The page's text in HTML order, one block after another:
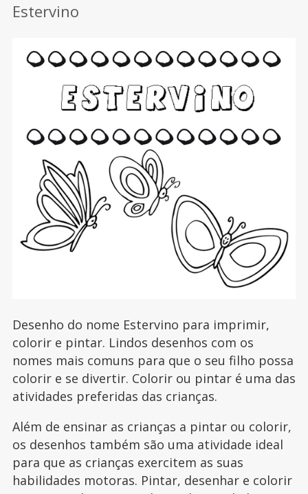
Estervino
Desenho do nome Estervino para imprimir,
colorir e pintar. Lindos desenhos com os
nomes mais comuns para que o seu filho possa
colorir e se divertir. Colorir ou pintar é uma das
atividades preferidas das crianças.
Além de ensinar as crianças a pintar ou colorir,
os desenhos também são uma atividade ideal
para que as crianças exercitem as suas
habilidades motoras. Pintar, desenhar e colorir